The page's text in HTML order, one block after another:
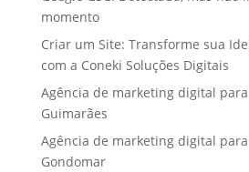
momento
Criar um Site: Transforme sua
com a Coneki Soluções Digitais
Agência de marketing digital
Guimarães
Agência de marketing digital
Gondomar